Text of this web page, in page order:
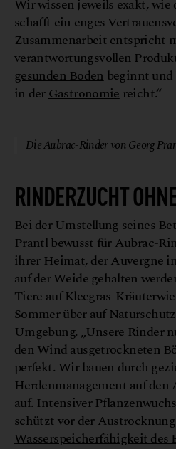
Wir wissen jeweils exakt, wie
schafft ein enges
Zusammenarbeit entspricht
verantwortungsvollen
gesunden Bodenbeginnt und
in derGastronomiereicht.“
Die Aubrac-Rinder von Georg
RINDERZUCHT
Bei der Umstellung seines
Prantl bewusst für Aubrac-
ihrer Heimat, der Auvergne
auf der Weide gehalten
Tiere auf Kleegras-
Sommer über auf
Umgebung. „Unsere Rinder
den Wind ausgetrockneten
perfekt. Wir bauen durch
Herdenmanagement auf
auf. Intensiver
schützt vor der
Wasserspeicherfähigkeit des